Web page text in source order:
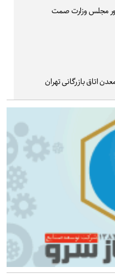
مجلس وزارت صمت
اتاق بازرگانی تهران